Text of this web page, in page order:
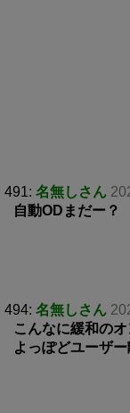
491: 名無しさん
自動ODまだー？
494: 名無しさん
こんなに緩和の
よっぽどユーザ